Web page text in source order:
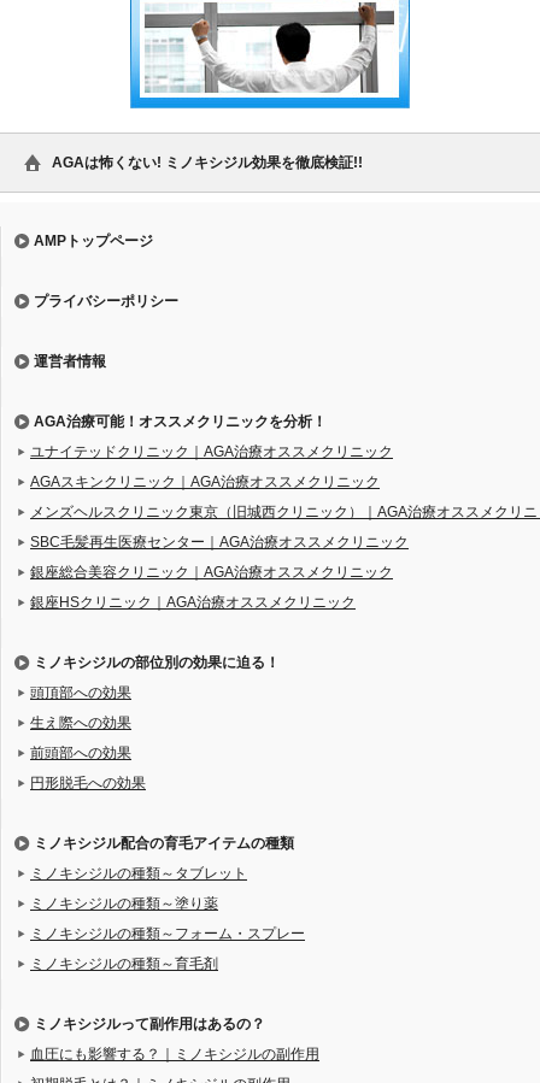
AGAは怖くない! ミノキシジル効果を徹底検証!!
AMPトップページ
プライバシーポリシー
運営者情報
AGA治療可能！オススメクリニックを分析！
ユナイテッドクリニック｜AGA治療オススメクリニック
AGAスキンクリニック｜AGA治療オススメクリニック
メンズヘルスクリニック東京（旧城西クリニック）｜AGA治療オススメクリ
SBC毛髪再生医療センター｜AGA治療オススメクリニック
銀座総合美容クリニック｜AGA治療オススメクリニック
銀座HSクリニック｜AGA治療オススメクリニック
ミノキシジルの部位別の効果に迫る！
頭頂部への効果
生え際への効果
前頭部への効果
円形脱毛への効果
ミノキシジル配合の育毛アイテムの種類
ミノキシジルの種類～タブレット
ミノキシジルの種類～塗り薬
ミノキシジルの種類～フォーム・スプレー
ミノキシジルの種類～育毛剤
ミノキシジルって副作用はあるの？
血圧にも影響する？｜ミノキシジルの副作用